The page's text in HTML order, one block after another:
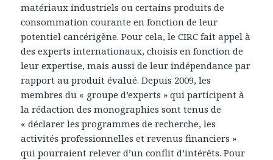
matériaux industriels ou certains produits de
consommation courante en fonction de leur
potentiel cancérigène. Pour cela, le CIRC fait appel à
des experts internationaux, choisis en fonction de
leur expertise, mais aussi de leur indépendance par
rapport au produit évalué. Depuis 2009, les
membres du « groupe d’experts » qui participent à
la rédaction des monographies sont tenus de
« déclarer les programmes de recherche, les
activités professionnelles et revenus financiers »
qui pourraient relever d’un conflit d’intérêts. Pour